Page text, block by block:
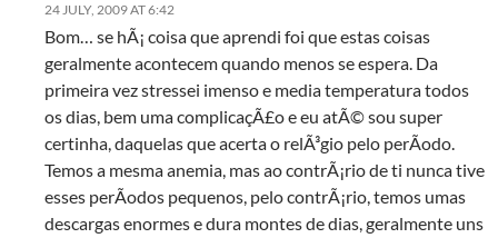
24 JULY, 2009 AT 6:42
Bom… se hÃ¡ coisa que aprendi foi que estas coisas
geralmente acontecem quando menos se espera. Da
primeira vez stressei imenso e media temperatura todos
os dias, bem uma complicaçÃ£o e eu atÃ© sou super
certinha, daquelas que acerta o relÃ³gio pelo perÃ­odo.
Temos a mesma anemia, mas ao contrÃ¡rio de ti nunca tive
esses perÃ­odos pequenos, pelo contrÃ¡rio, temos umas
descargas enormes e dura montes de dias, geralmente uns